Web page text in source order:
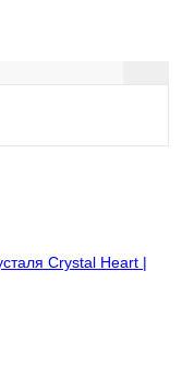
Crystal Heart |